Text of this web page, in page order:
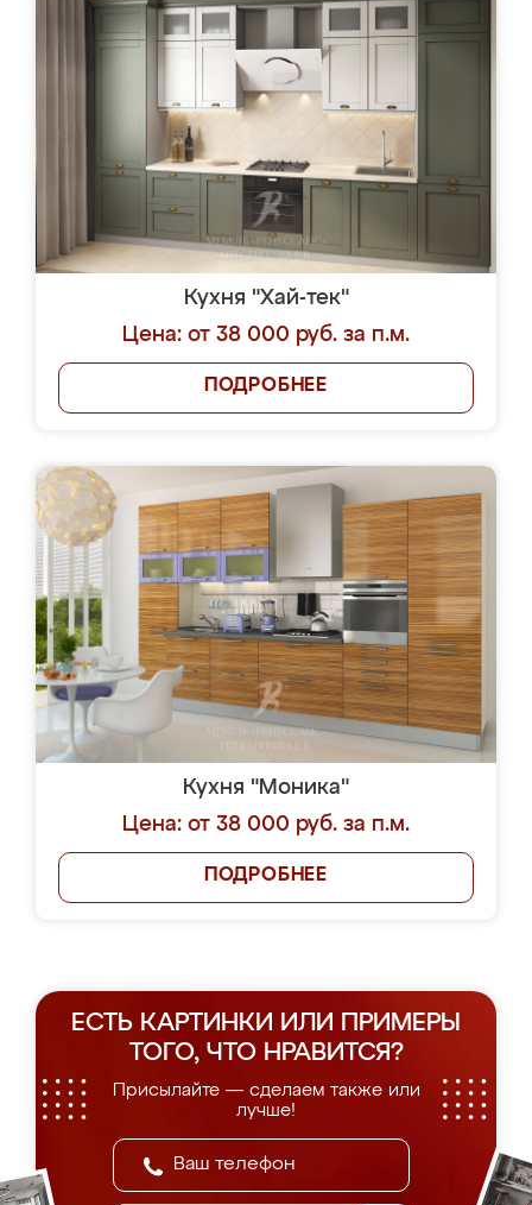
Кухня "Хай-тек"
Цена: от 38 000 руб. за п.м.
ПОДРОБНЕЕ
Кухня "Моника"
Цена: от 38 000 руб. за п.м.
ПОДРОБНЕЕ
ЕСТЬ КАРТИНКИ ИЛИ ПРИМЕРЫ
ТОГО, ЧТО НРАВИТСЯ?
Присылайте — сделаем также или
лучше!